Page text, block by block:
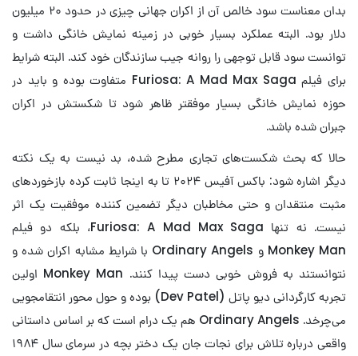
بدان معناست سود خالص آن از اکران جهانی چیزی در حدود ۲۰ میلیون
دلار بود. البته عملکرد بسیار خوبی در زمینه نمایش خانگی داشت و
توانست سود قابل توجهی را روانه جیب سازندگان خود کند. البته شرایط
برای فیلم Furiosa: A Mad Max Saga متفاوت بوده و باید در
حوزه نمایش خانگی بسیار موفقتر ظاهر شود تا شکستش در اکران
جبران شده باشد.
حالا که بحث شکست‌های تجاری مطرح شده، بد نیست به یک نکته
دیگر اشاره شود: باکس آفیس ۲۰۲۴ تا به اینجا ثابت کرده بازخوردهای
مثبت منتقدان و حتی مخاطبان دیگر تضمین کننده موفقیت یک اثر
نیست. نه تنها Furiosa: A Mad Max Saga، بلکه دو فیلم
Monkey Man و Ordinary Angels با شرایط مشابه اکران شده و
نتوانستند به فروش خوبی دست پیدا کنند. Monkey Man اولین
تجربه کارگردانی دیو پاتل (Dev Patel) بوده و حول محور انتقامجویی
می‌چرخد. Ordinary Angels هم یک درام است که بر اساس داستانی
واقعی درباره تلاش برای نجات جان یک دختر بچه در سرمای سال ۱۹۸۴